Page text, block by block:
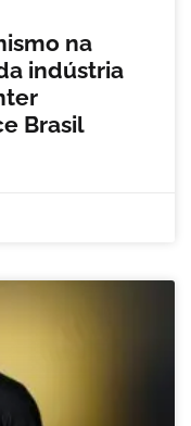
na
indústria
Brasil